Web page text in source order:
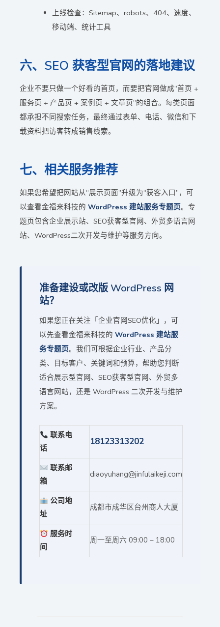
上线检查：Sitemap、robots、404、速度、
移动端、统计工具
六、SEO 获客型官网的落地建议
企业不要只做一个好看的首页，而要把官网做成“首页 +
服务页 + 产品页 + 案例页 + 文章页”的组合。每类页面
都承担不同搜索任务，最终通过表单、电话、微信和下
载资料把访客转成销售线索。
七、相关服务推荐
如果您希望把网站从“展示页面”升级为“获客入口”，可
以查看金福来科技的 WordPress 建站服务专题页。专
题页包含企业展示站、SEO获客型官网、外贸多语言网
站、WordPress二次开发与维护等服务方向。
准备建设或改版 WordPress 网
站？
如果您正在关注「企业官网SEO优化」，可
以先查看金福来科技的 WordPress 建站服
务专题页。我们可根据企业行业、产品分
类、目标客户、关键词和预算，帮助您判断
适合展示型官网、SEO获客型官网、外贸多
语言网站，还是 WordPress 二次开发与维护
方案。
联系电
话
18123313202
联系邮
箱
diaoyuhang@jinfulaikeji.com
公司地
址
成都市成华区台州商人大厦
服务时
间
周一至周六 09:00 – 18:00